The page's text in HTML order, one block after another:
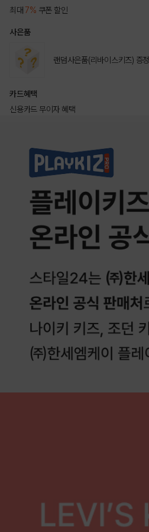
최대 7% 쿠폰 할인
사은품
랜덤사은품(리바이스키즈) 증정
카드혜택
신용카드 무이자 혜택